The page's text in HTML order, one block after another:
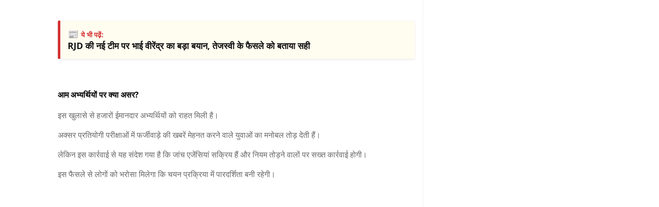
📰ये भी पढ़ें:
RJD की नई टीम पर भाई वीरेंद्र का बड़ा बयान, तेजस्वी के फैसले को बताया सही
आम अभ्यर्थियों पर क्या असर?
इस खुलासे से हजारों ईमानदार अभ्यर्थियों को राहत मिली है।
अक्सर प्रतियोगी परीक्षाओं में फर्जीवाड़े की खबरें मेहनत करने वाले युवाओं का मनोबल तोड़ देती हैं।
लेकिन इस कार्रवाई से यह संदेश गया है कि जांच एजेंसियां सक्रिय हैं और नियम तोड़ने वालों पर सख्त कार्रवाई होगी।
इस फैसले से लोगों को भरोसा मिलेगा कि चयन प्रक्रिया में पारदर्शिता बनी रहेगी।